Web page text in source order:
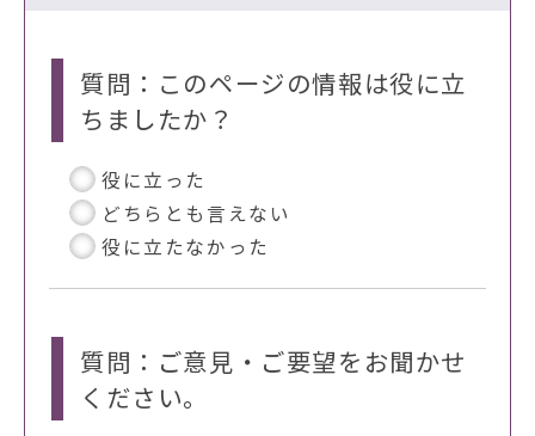
質問：このページの情報は役に立
ちましたか？
役に立った
どちらとも言えない
役に立たなかった
質問：ご意見・ご要望をお聞かせ
ください。